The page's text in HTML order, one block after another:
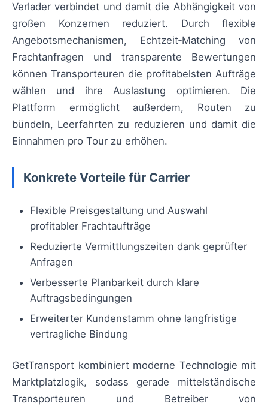
Verlader verbindet und damit die Abhängigkeit von
großen Konzernen reduziert. Durch flexible
Angebotsmechanismen, Echtzeit‑Matching von
Frachtanfragen und transparente Bewertungen
können Transporteuren die profitabelsten Aufträge
wählen und ihre Auslastung optimieren. Die
Plattform ermöglicht außerdem, Routen zu
bündeln, Leerfahrten zu reduzieren und damit die
Einnahmen pro Tour zu erhöhen.
Konkrete Vorteile für Carrier
Flexible Preisgestaltung und Auswahl
profitabler Frachtaufträge
Reduzierte Vermittlungszeiten dank geprüfter
Anfragen
Verbesserte Planbarkeit durch klare
Auftragsbedingungen
Erweiterter Kundenstamm ohne langfristige
vertragliche Bindung
GetTransport kombiniert moderne Technologie mit
Marktplatzlogik, sodass gerade mittelständische
Transporteuren und Betreiber von